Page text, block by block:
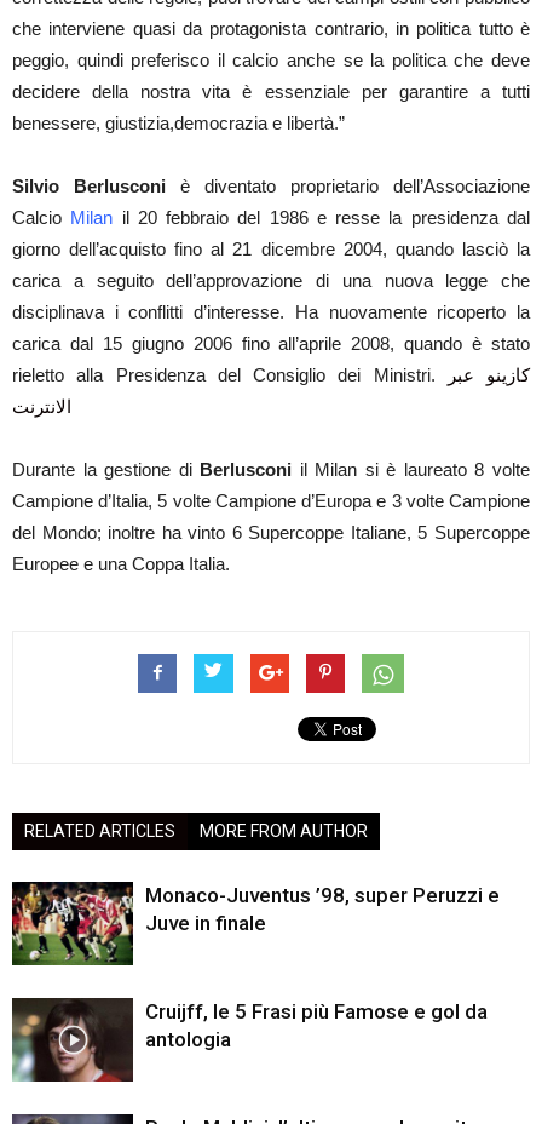
che interviene quasi da protagonista contrario, in politica tutto è
peggio, quindi preferisco il calcio anche se la politica che deve
decidere della nostra vita è essenziale per garantire a tutti
benessere, giustizia,democrazia e libertà.”
Silvio Berlusconi è diventato proprietario dell’Associazione
Calcio Milan il 20 febbraio del 1986 e resse la presidenza dal
giorno dell’acquisto fino al 21 dicembre 2004, quando lasciò la
carica a seguito dell’approvazione di una nuova legge che
disciplinava i conflitti d’interesse. Ha nuovamente ricoperto la
carica dal 15 giugno 2006 fino all’aprile 2008, quando è stato
rieletto alla Presidenza del Consiglio dei Ministri.
كازينو عبر
الانترنت
Durante la gestione di Berlusconi il Milan si è laureato 8 volte
Campione d’Italia, 5 volte Campione d’Europa e 3 volte Campione
del Mondo; inoltre ha vinto 6 Supercoppe Italiane, 5 Supercoppe
Europee e una Coppa Italia.
RELATED ARTICLES MORE FROM AUTHOR
Monaco-Juventus ’98, super Peruzzi e
Juve in finale
Cruijff, le 5 Frasi più Famose e gol da
antologia